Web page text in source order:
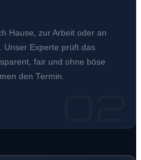
Hause, zur Arbeit oder an
Unser Experte prüft das
fair und ohne böse
den Termin.